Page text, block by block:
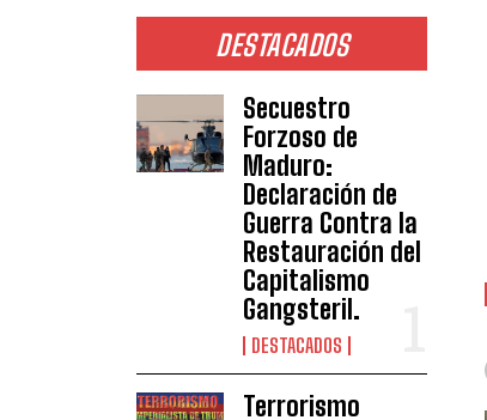
DESTACADOS
Secuestro
Forzoso de
Maduro:
Declaración de
Guerra Contra la
Restauración del
Capitalismo
Gangsteril.
DESTACADOS
Terrorismo